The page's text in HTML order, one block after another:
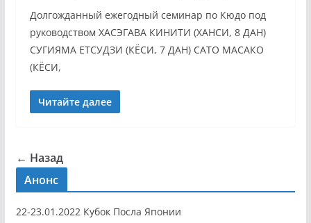
Долгожданный ежегодный семинар по Кюдо под
руководством ХАСЭГАВА КИНИТИ (ХАНСИ, 8 ДАН)
СУГИЯМА ЕТСУДЗИ (КЁСИ, 7 ДАН) САТО МАСАКО
(КЁСИ,
Читайте далее
← Назад
Анонс
22-23.01.2022 Кубок Посла Японии